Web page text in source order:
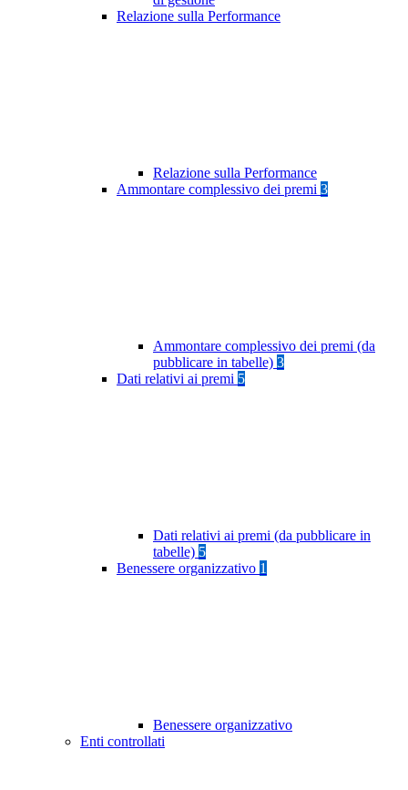
Relazione sulla Performance
Relazione sulla Performance
Ammontare complessivo dei premi 3
Ammontare complessivo dei premi (da
pubblicare in tabelle) 3
Dati relativi ai premi 5
Dati relativi ai premi (da pubblicare in
tabelle) 5
Benessere organizzativo 1
Benessere organizzativo
Enti controllati